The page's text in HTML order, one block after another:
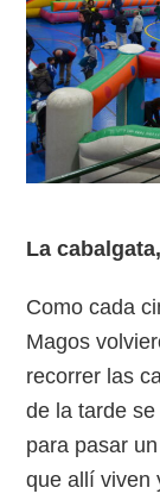
La
Como cada
Magos
recorrer las
de la tarde
para pasar
que allí viven